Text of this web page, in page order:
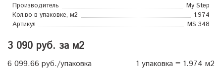
Производитель
My Step
Кол.во в упаковке, м2
1.974
Артикул
MS 348
3 090 руб. за м2
6 099.66 руб./упаковка 1 упаковка = 1.974 м2